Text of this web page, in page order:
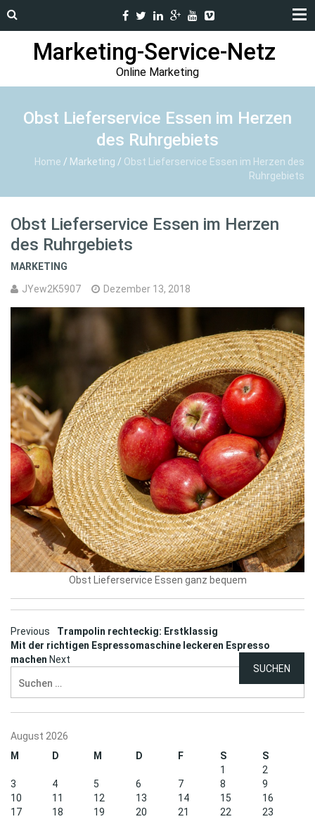
Marketing-Service-Netz
Online Marketing
Obst Lieferservice Essen im Herzen
des Ruhrgebiets
Home / Marketing / Obst Lieferservice Essen im Herzen des
Ruhrgebiets
Obst Lieferservice Essen im Herzen
des Ruhrgebiets
MARKETING
JYew2K5907
Dezember 13, 2018
Obst Lieferservice Essen ganz bequem
Post
navigation
Previous
Trampolin rechteckig: Erstklassig
Mit der richtigen Espressomaschine leckeren Espresso
machen Next
nach:
August 2026
M
D M D F S
S
1
2
3
4 5 6 7 8
9
10
11 12 13 14 15
16
17
18 19 20 21 22
23